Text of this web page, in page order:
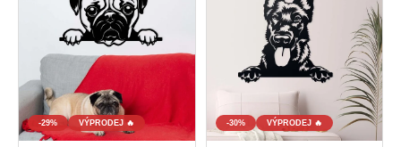
Výrobek jevyřezávaný laserovou technologiíze dřevěné
HDF desky – dřevovláknitá deska s vysokou hustotou ,
která vzniká slisováním dřevěných vláken a pryskyřice pod
tlakem. Materiál je
(tloušťka 3 mm),
tvarově stálý a má
hladký povrch. Díky své pevnosti umožňuje
precizní řezání i
jemných, tenkých detailů
-29% VÝPRODEJ 🔥 -30% VÝPRODEJ 🔥